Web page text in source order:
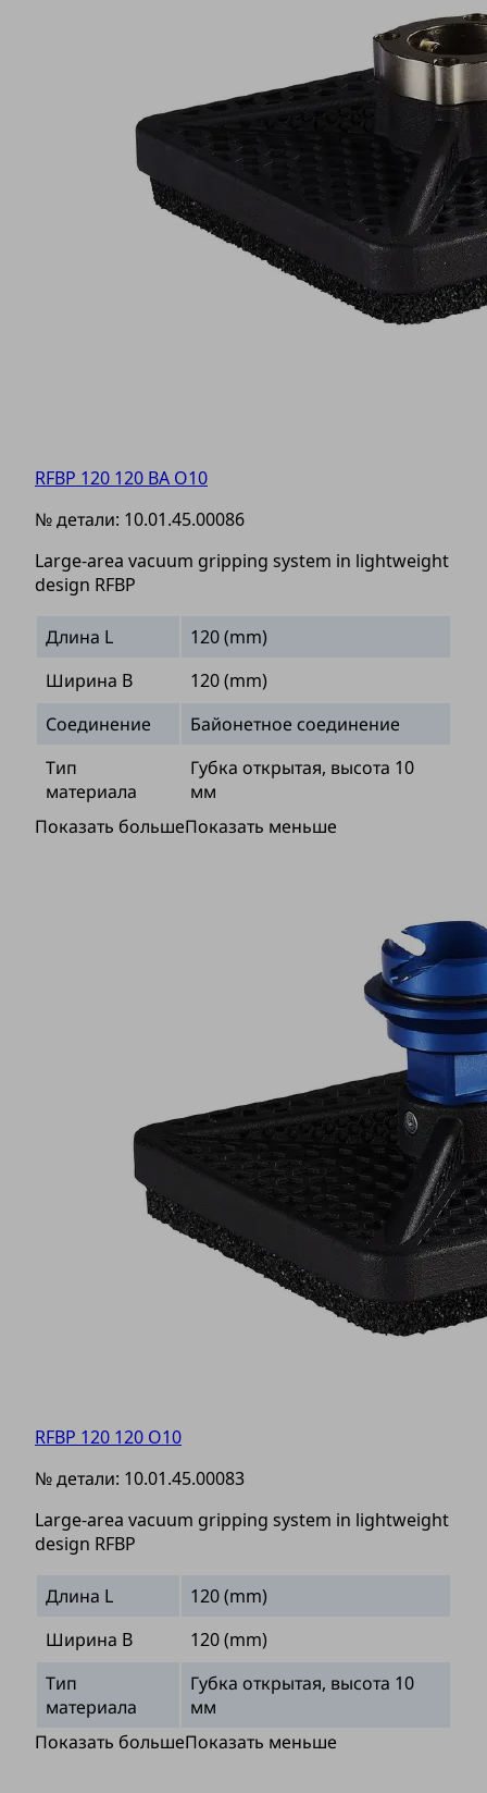
RFBP 120 120 BA O10
№ детали: 10.01.45.00086
Large-area vacuum gripping system in lightweight
design RFBP
Длина L
120 (mm)
Ширина B
120 (mm)
Соединение
Байонетное соединение
Тип
материала
Губка открытая, высота 10
мм
Показать большеПоказать меньше
RFBP 120 120 O10
№ детали: 10.01.45.00083
Large-area vacuum gripping system in lightweight
design RFBP
Длина L
120 (mm)
Ширина B
120 (mm)
Тип
материала
Губка открытая, высота 10
мм
Показать большеПоказать меньше